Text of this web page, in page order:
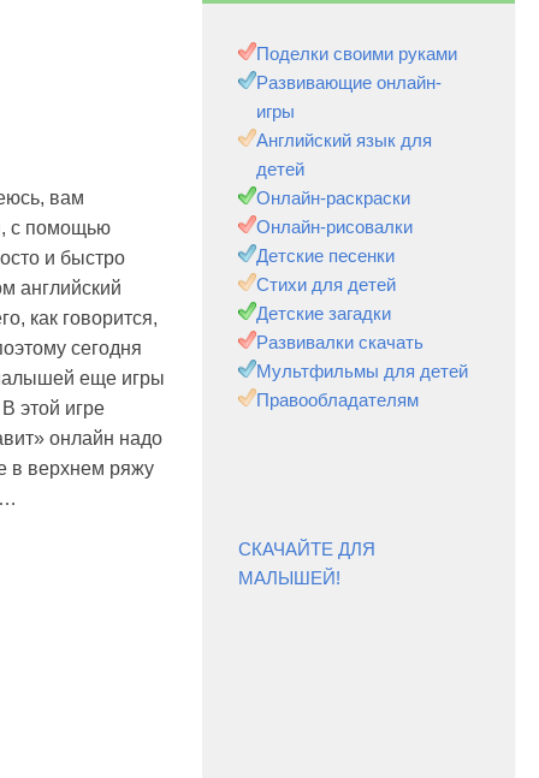
вам
с помощью
и быстро
английский
как говорится,
сегодня
еще игры
этой игре
онлайн надо
в верхнем ряжу
Поделки своими руками
Развивающие онлайн-
игры
Английский язык для
детей
Онлайн-раскраски
Онлайн-рисовалки
Детские песенки
Стихи для детей
Детские загадки
Развивалки скачать
Мультфильмы для детей
Правообладателям
СКАЧАЙТЕ ДЛЯ
МАЛЫШЕЙ!